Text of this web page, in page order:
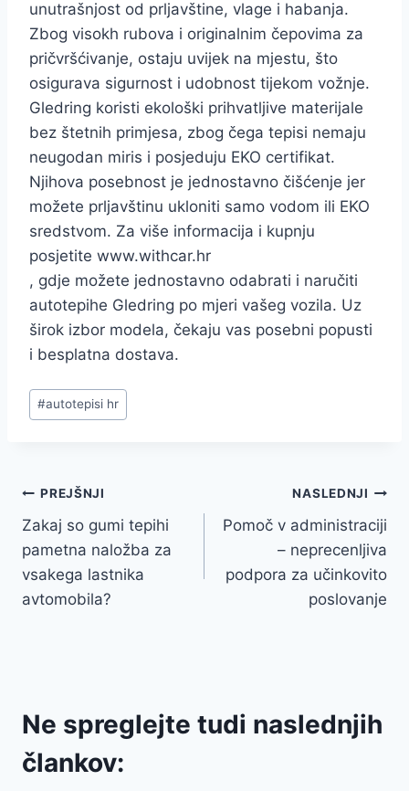
unutrašnjost od prljavštine, vlage i habanja.
Zbog visokh rubova i originalnim čepovima za
pričvršćivanje, ostaju uvijek na mjestu, što
osigurava sigurnost i udobnost tijekom vožnje.
Gledring koristi ekološki prihvatljive materijale
bez štetnih primjesa, zbog čega tepisi nemaju
neugodan miris i posjeduju EKO certifikat.
Njihova posebnost je jednostavno čišćenje jer
možete prljavštinu ukloniti samo vodom ili EKO
sredstvom. Za više informacija i kupnju
posjetite www.withcar.hr
, gdje možete jednostavno odabrati i naručiti
autotepihe Gledring po mjeri vašeg vozila. Uz
širok izbor modela, čekaju vas posebni popusti
i besplatna dostava.
Post
Tags:
#autotepisi hr
Navigacija
prispevka
PREJŠNJI
Zakaj so gumi tepihi
pametna naložba za
vsakega lastnika
avtomobila?
NASLEDNJI
Pomoč v administraciji
– neprecenljiva
podpora za učinkovito
poslovanje
Ne spreglejte tudi naslednjih
člankov: